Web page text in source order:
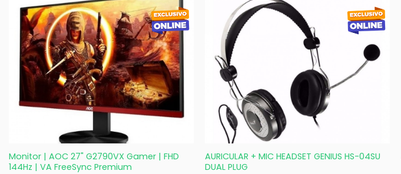
Monitor | AOC 27" G2790VX Gamer | FHD
144Hz | VA FreeSync Premium
AURICULAR + MIC HEADSET GENIUS HS-04SU
DUAL PLUG